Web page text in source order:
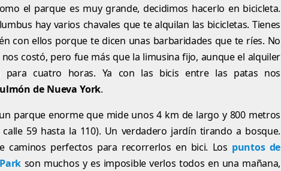
el parque es muy grande, decidimos hacerlo en bicicleta.
hay varios chavales que te alquilan las bicicletas. Tienes
con ellos porque te dicen unas barbaridades que te ríes. No
costó, pero fue más que la limusina fijo, aunque el alquiler
para cuatro horas. Ya con las bicis entre las patas nos
de Nueva York.
parque enorme que mide unos 4 km de largo y 800 metros
59 hasta la 110). Un verdadero jardín tirando a bosque.
caminos perfectos para recorrerlos en bici. Los puntos de
son muchos y es imposible verlos todos en una mañana,